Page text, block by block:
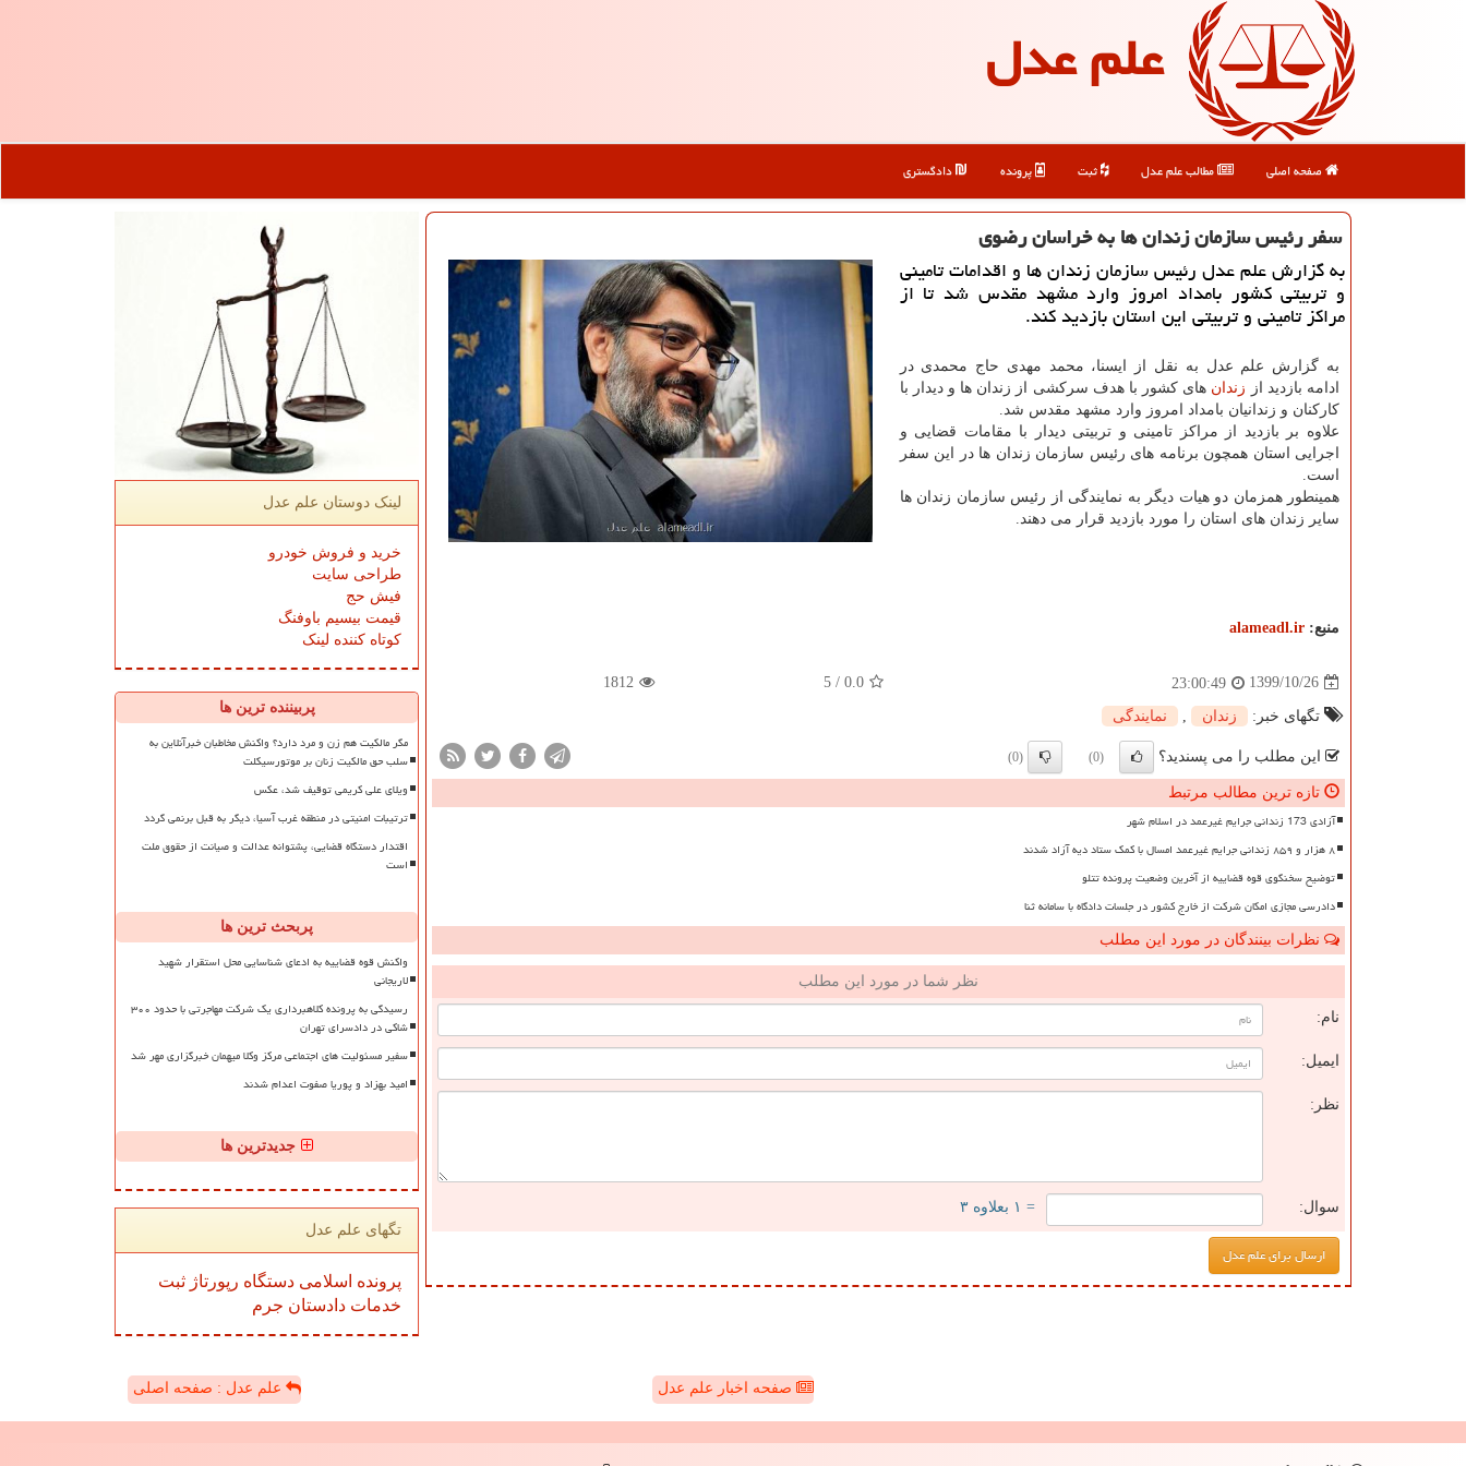
علم عدل
صفحه اصلی مطالب علم عدل ثبت پرونده دادگستری
سفر رئیس سازمان زندان ها به خراسان رضوی
به گزارش علم عدل رئیس سازمان زندان ها و اقدامات تامینی
و تربیتی کشور بامداد امروز وارد مشهد مقدس شد تا از
مراکز تامینی و تربیتی این استان بازدید کند.
به گزارش علم عدل به نقل از ایسنا، محمد مهدی حاج محمدی در
ادامه بازدید از زندان های کشور با هدف سرکشی از زندان ها و دیدار با
کارکنان و زندانیان بامداد امروز وارد مشهد مقدس شد.
علاوه بر بازدید از مراکز تامینی و تربیتی دیدار با مقامات قضایی و
اجرایی استان همچون برنامه های رئیس سازمان زندان ها در این سفر
است.
همینطور همزمان دو هیات دیگر به نمایندگی از رئیس سازمان زندان ها
سایر زندان های استان را مورد بازدید قرار می دهند.
منبع: alameadl.ir
1399/10/26
23:00:49
0.0
/
5
1812
تگهای خبر: زندان نمایندگی
این مطلب را می پسندید؟ (0)
(0)
تازه ترین مطالب مرتبط
آزادی 173 زندانی جرایم غیرعمد در اسلام شهر
۸ هزار و ۸۵۹ زندانی جرایم غیرعمد امسال با کمک ستاد دیه آزاد شدند
توضیح سخنگوی قوه قضاییه از آخرین وضعیت پرونده تتلو
دادرسی مجازی امکان شرکت از خارج کشور در جلسات دادگاه با سامانه ثنا
نظرات بینندگان در مورد این مطلب
نظر شما در مورد این مطلب
نام:
ایمیل:
نظر:
سوال: = ۱ بعلاوه ۳
لینک دوستان علم عدل
خرید و فروش خودرو
طراحی سایت
فیش حج
قیمت بیسیم باوفنگ
کوتاه کننده لینک
پربیننده ترین ها
مگر مالکیت هم زن و مرد دارد؟ واکنش مخاطبان خبرآنلاین به
سلب حق مالکیت زنان بر موتورسیکلت
ویلای علی کریمی توقیف شد، عکس
ترتیبات امنیتی در منطقه غرب آسیا، دیگر به قبل برنمی گردد
اقتدار دستگاه قضایی، پشتوانه عدالت و صیانت از حقوق ملت
است
پربحث ترین ها
واکنش قوه قضاییه به ادعای شناسایی محل استقرار شهید
لاریجانی
رسیدگی به پرونده کلاهبرداری یک شرکت مهاجرتی با حدود ۳۰۰
شاکی در دادسرای تهران
سفیر مسئولیت های اجتماعی مرکز وکلا میهمان خبرگزاری مهر شد
امید بهزاد و پوریا صفوت اعدام شدند
جدیدترین ها
تگهای علم عدل
پرونده اسلامی دستگاه رپورتاژ ثبت
خدمات دادستان جرم
صفحه اخبار علم عدل علم عدل : صفحه اصلی